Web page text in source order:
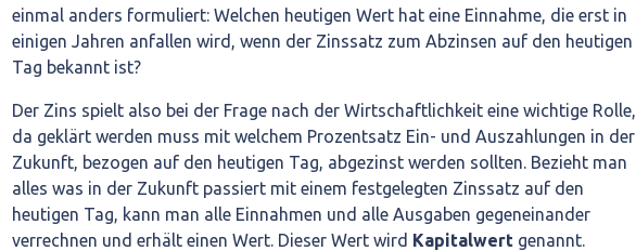
einmal anders formuliert: Welchen heutigen Wert hat eine Einnahme, die erst in
einigen Jahren anfallen wird, wenn der Zinssatz zum Abzinsen auf den heutigen
Tag bekannt ist?
Der Zins spielt also bei der Frage nach der Wirtschaftlichkeit eine wichtige Rolle,
da geklärt werden muss mit welchem Prozentsatz Ein- und Auszahlungen in der
Zukunft, bezogen auf den heutigen Tag, abgezinst werden sollten. Bezieht man
alles was in der Zukunft passiert mit einem festgelegten Zinssatz auf den
heutigen Tag, kann man alle Einnahmen und alle Ausgaben gegeneinander
verrechnen und erhält einen Wert. Dieser Wert wird Kapitalwert genannt.